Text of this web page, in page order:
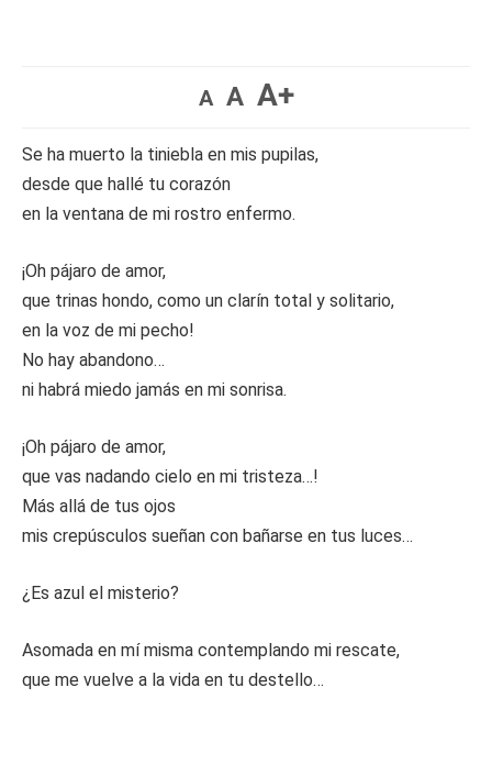
A A A+
Se ha muerto la tiniebla en mis pupilas,
desde que hallé tu corazón
en la ventana de mi rostro enfermo.
¡Oh pájaro de amor,
que trinas hondo, como un clarín total y solitario,
en la voz de mi pecho!
No hay abandono…
ni habrá miedo jamás en mi sonrisa.
¡Oh pájaro de amor,
que vas nadando cielo en mi tristeza…!
Más allá de tus ojos
mis crepúsculos sueñan con bañarse en tus luces…
¿Es azul el misterio?
Asomada en mí misma contemplando mi rescate,
que me vuelve a la vida en tu destello…